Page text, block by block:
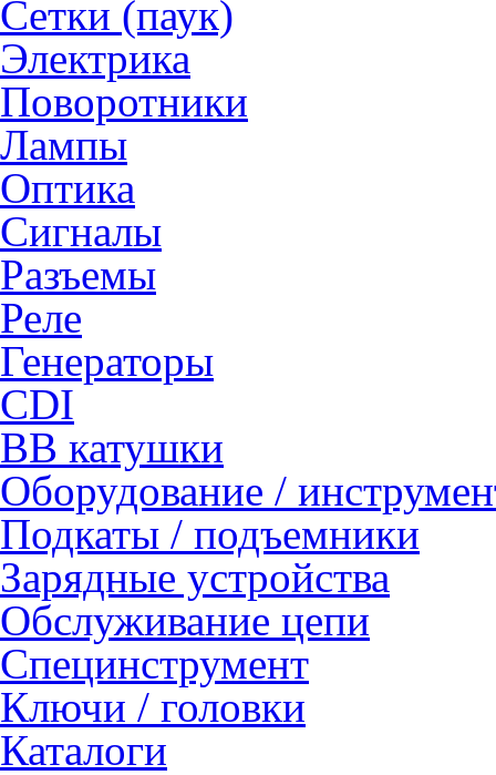
Сетки (паук)
Электрика
Поворотники
Лампы
Оптика
Сигналы
Разъемы
Реле
Генераторы
CDI
ВВ катушки
Оборудование /
Подкаты / подъемники
Зарядные устройства
Обслуживание цепи
Специнструмент
Ключи / головки
Каталоги